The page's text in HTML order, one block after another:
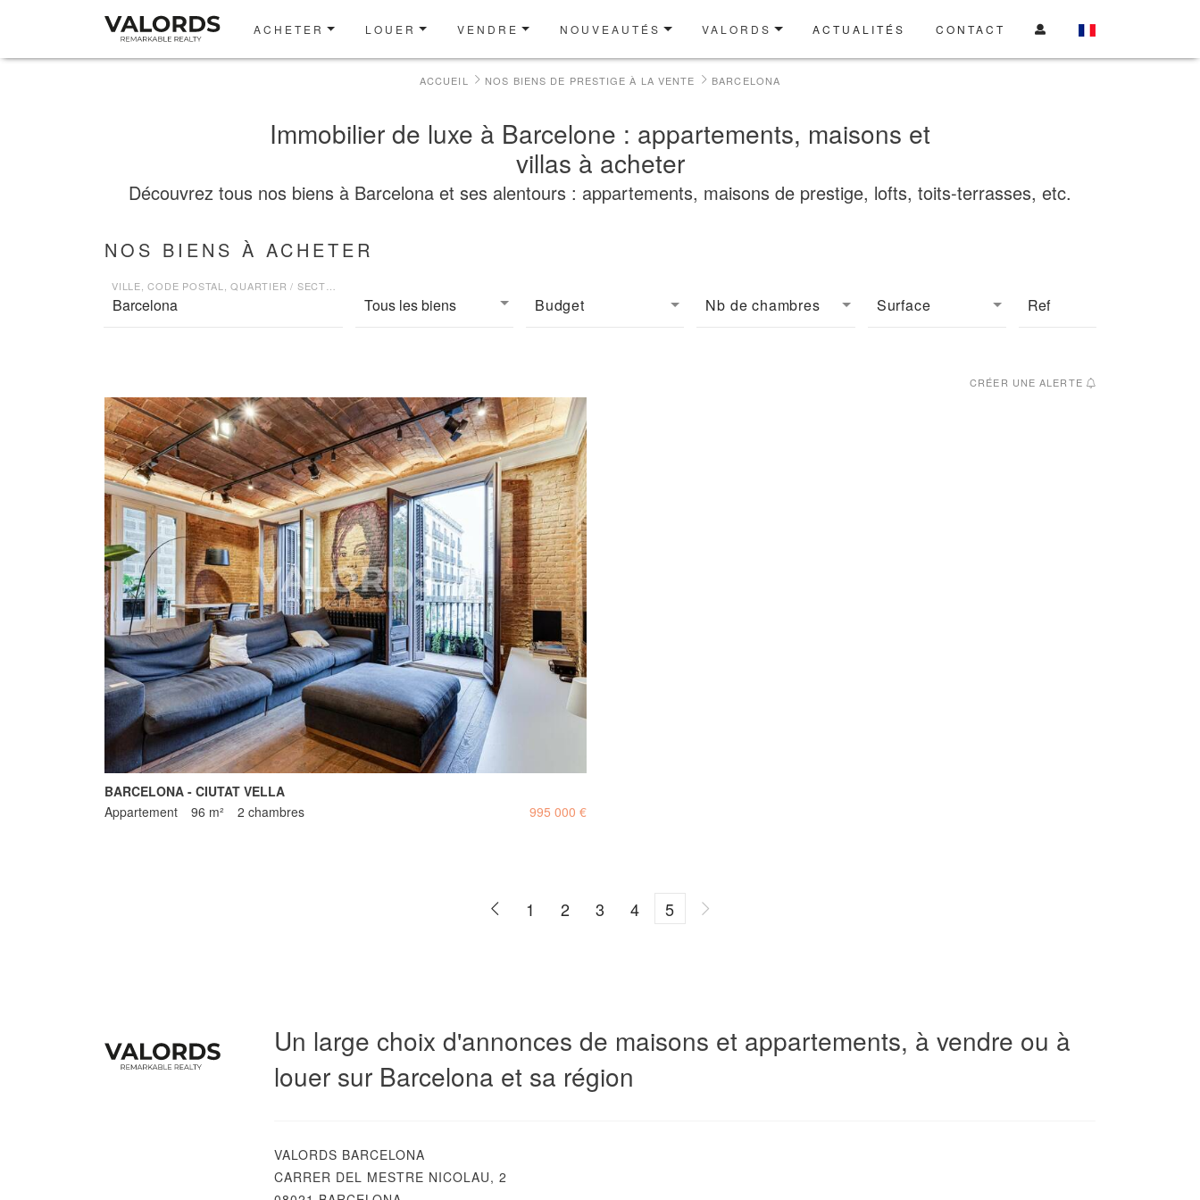
ACHETER LOUER VENDRE NOUVEAUTÉS VALORDS ACTUALITÉS CONTACT
ACCUEIL NOS BIENS DE PRESTIGE À LA VENTE BARCELONA
Immobilier de luxe à Barcelone : appartements, maisons et
villas à acheter
Découvrez tous nos biens à Barcelona et ses alentours : appartements, maisons de prestige, lofts, toits-terrasses, etc.
NOS BIENS À ACHETER
Tous les biens Budget Nb de chambres Surface
CRÉER UNE ALERTE
BARCELONA - CIUTAT VELLA
Appartement
96 m² 2 chambres 995 000 €
1 2 3 4 5
Un large choix d'annonces de maisons et appartements, à vendre ou à
louer sur Barcelona et sa région
VALORDS BARCELONA
CARRER DEL MESTRE NICOLAU, 2